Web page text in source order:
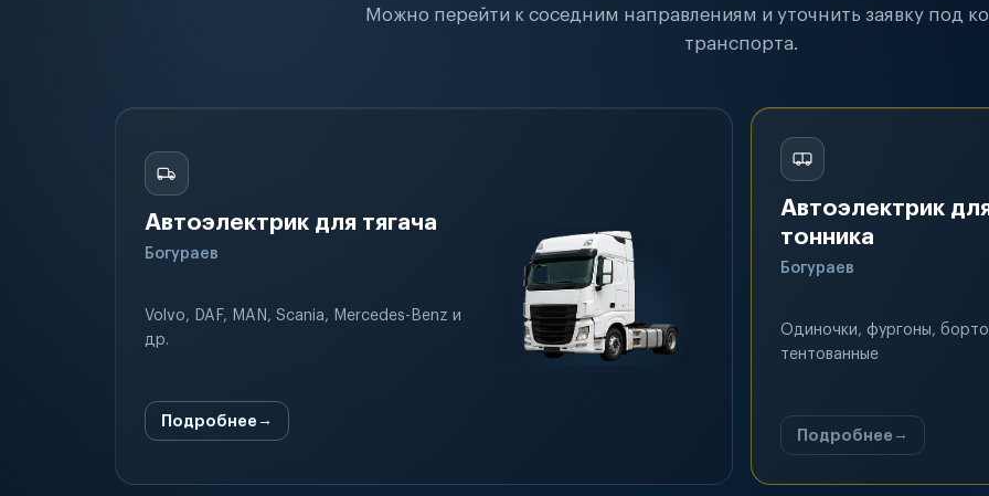
Можно перейти к соседним направлениям и уточнить заявку под
транспорта.
Автоэлектрик для тягача
Богураев
Volvo, DAF, MAN, Scania, Mercedes-Benz и
др.
Подробнее
Автоэлектрик
тонника
Богураев
Одиночки, фургоны,
тентованные
Подробнее